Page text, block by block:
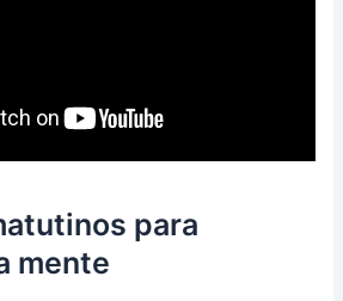
para
mente